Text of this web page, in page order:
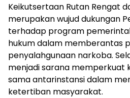
Keikutsertaan Rutan Rengat
merupakan wujud dukungan
terhadap program
hukum dalam memberantas
penyalahgunaan narkoba.
menjadi sarana memperkuat
sama antarinstansi dalam
ketertiban masyarakat.